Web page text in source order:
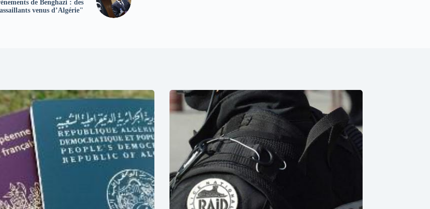
de Benghazi : des
venus d’Algérie"